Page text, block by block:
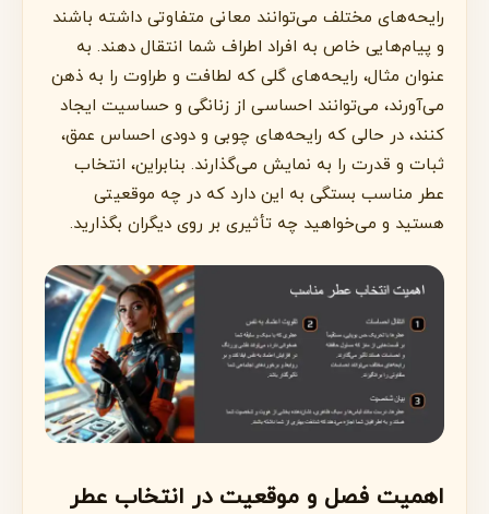
رایحه‌های مختلف می‌توانند معانی متفاوتی داشته باشند
و پیام‌هایی خاص به افراد اطراف شما انتقال دهند. به
عنوان مثال، رایحه‌های گلی که لطافت و طراوت را به ذهن
می‌آورند، می‌توانند احساسی از زنانگی و حساسیت ایجاد
کنند، در حالی که رایحه‌های چوبی و دودی احساس عمق،
ثبات و قدرت را به نمایش می‌گذارند. بنابراین، انتخاب
عطر مناسب بستگی به این دارد که در چه موقعیتی
هستید و می‌خواهید چه تأثیری بر روی دیگران بگذارید.
اهمیت فصل و موقعیت در انتخاب عطر